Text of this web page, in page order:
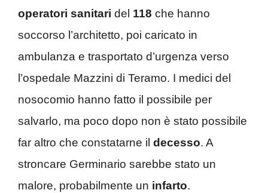
operatori sanitari del 118 che hanno
soccorso l’architetto, poi caricato in
ambulanza e trasportato d’urgenza verso
l’ospedale Mazzini di Teramo. I medici del
nosocomio hanno fatto il possibile per
salvarlo, ma poco dopo non è stato possibile
far altro che constatarne il decesso. A
stroncare Germinario sarebbe stato un
malore, probabilmente un infarto.